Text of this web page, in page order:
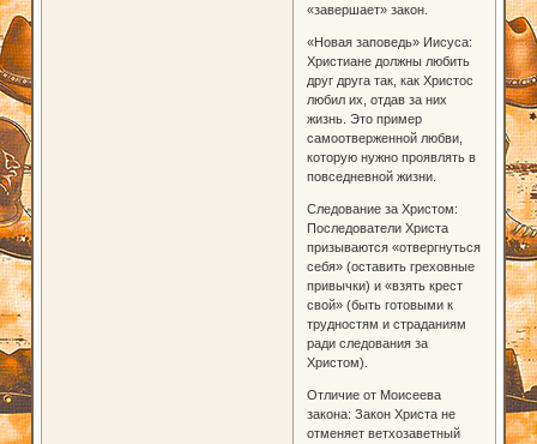
«завершает» закон.
«Новая заповедь» Иисуса:
Христиане должны любить
друг друга так, как Христос
любил их, отдав за них
жизнь. Это пример
самоотверженной любви,
которую нужно проявлять в
повседневной жизни.
Следование за Христом:
Последователи Христа
призываются «отвергнуться
себя» (оставить греховные
привычки) и «взять крест
свой» (быть готовыми к
трудностям и страданиям
ради следования за
Христом).
Отличие от Моисеева
закона: Закон Христа не
отменяет ветхозаветный